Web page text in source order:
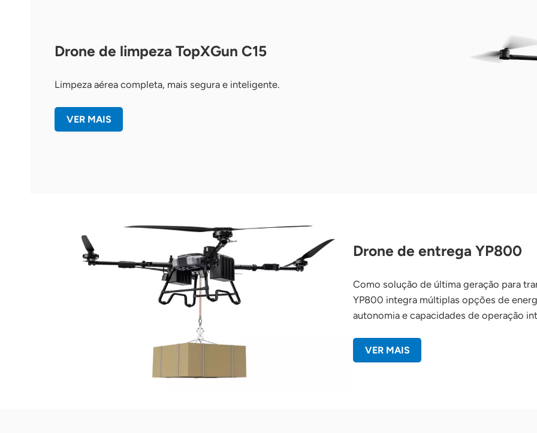
Drone de limpeza TopXGun C15
Limpeza aérea completa, mais segura e inteligente.
VER MAIS
Drone de entrega YP800
Como solução de última geração para
YP800 integra múltiplas opções de
autonomia e capacidades de operação
VER MAIS